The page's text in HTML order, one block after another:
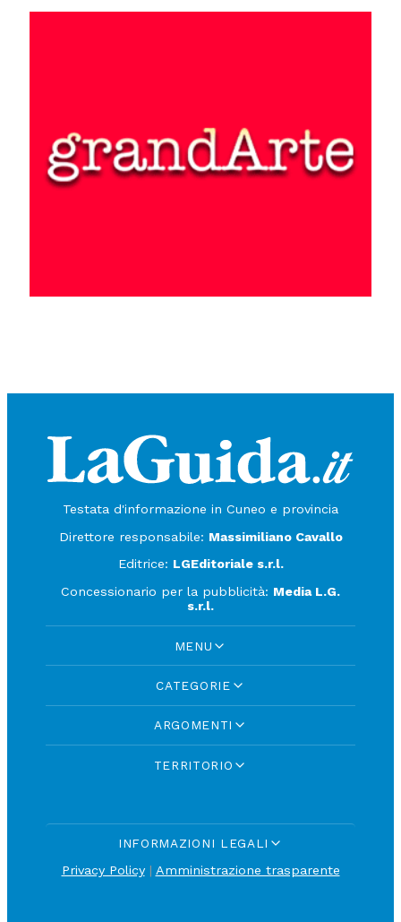
Testata d'informazione in Cuneo e provincia
Direttore responsabile: Massimiliano Cavallo
Editrice: LGEditoriale s.r.l.
Concessionario per la pubblicità: Media L.G.
s.r.l.
MENU
CATEGORIE
ARGOMENTI
TERRITORIO
INFORMAZIONI LEGALI
Privacy Policy| Amministrazione trasparente